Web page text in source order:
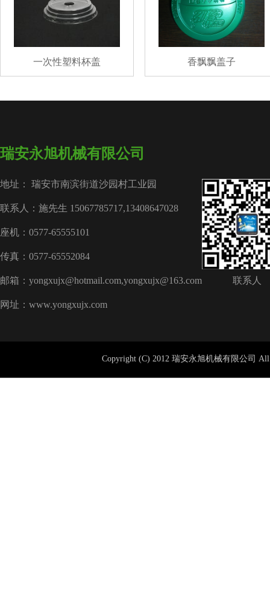
一次性塑料杯盖 香飘飘盖子
瑞安永旭机械有限公司
地址： 瑞安市南滨街道沙园村工业园
联系人：施先生 15067785717,13408647028
座机：0577-65555101
传真：0577-65552084
邮箱：yongxujx@hotmail.com,yongxujx@163.com
网址：www.yongxujx.com
联系人
Copyright (C) 2012 瑞安永旭机械有限公司 All